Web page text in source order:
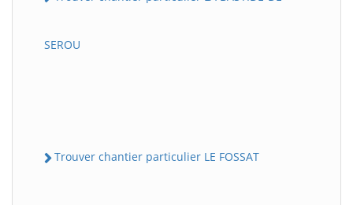
SEROU
Trouver chantier particulier LE FOSSAT